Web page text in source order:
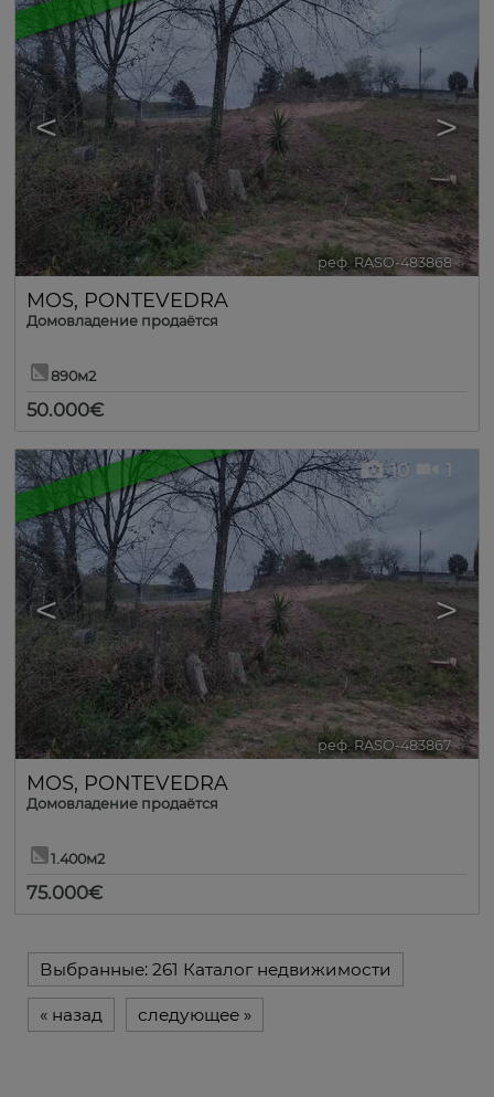
< >
реф. RASO-483868 🔗
MOS, PONTEVEDRA
Домовладение продаётся
890м2
50.000€
< >
10 1
реф. RASO-483867 🔗
MOS, PONTEVEDRA
Домовладение продаётся
1.400м2
75.000€
Выбранные: 261 Каталог недвижимости
« назад следующее »